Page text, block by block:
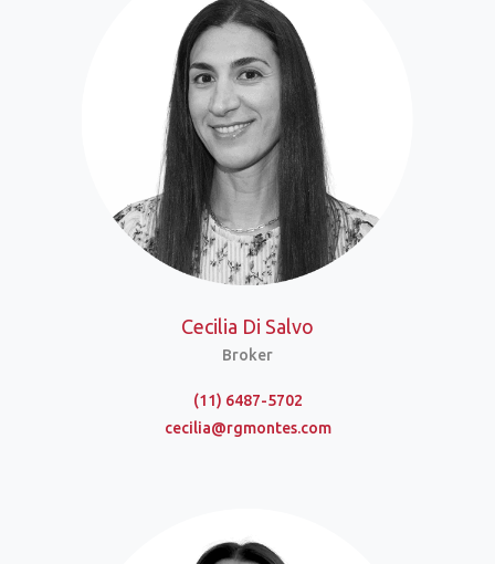
Cecilia Di Salvo
Broker
(11) 6487-5702
cecilia@rgmontes.com